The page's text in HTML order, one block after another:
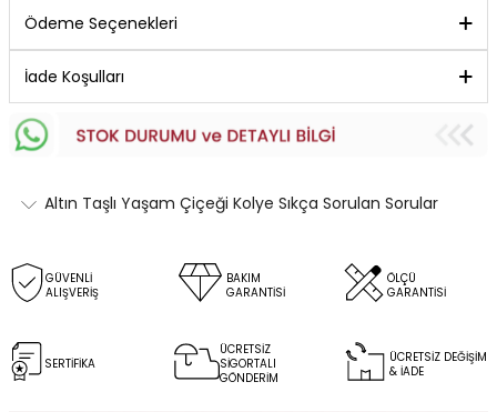
Ödeme Seçenekleri
İade Koşulları
Altın Taşlı Yaşam Çiçeği Kolye Sıkça Sorulan Sorular
GÜVENLİ
ALIŞVERİŞ
BAKIM
GARANTİSİ
ÖLÇÜ
GARANTİSİ
SERTİFİKA
ÜCRETSİZ
SİGORTALI
GÖNDERİM
ÜCRETSİZ DEĞİŞİM
& İADE